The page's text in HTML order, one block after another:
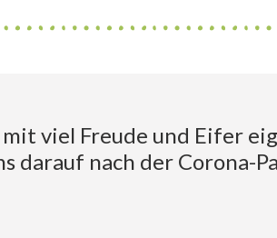
viel Freude und Eifer
darauf nach der Corona-